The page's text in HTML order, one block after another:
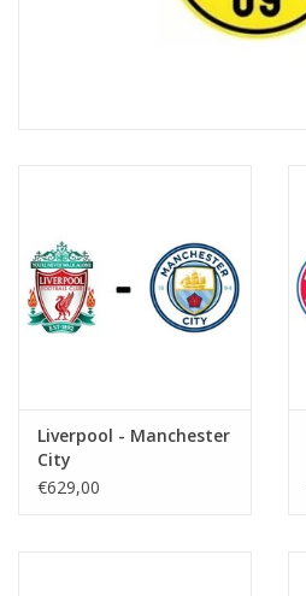
Liverpool - Manchester
City
€629,00